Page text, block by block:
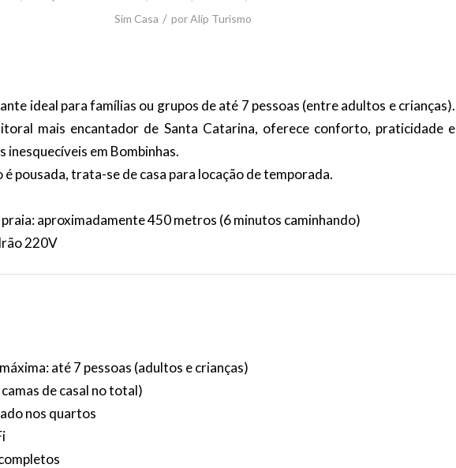
Sim Casa / porAlip Turismo
ideal para famílias ou grupos de até 7 pessoas (entre adultos e crianças).
mais encantador de Santa Catarina, oferece conforto, praticidade e
inesquecíveis em Bombinhas.
é pousada, trata-se de casa para locação de temporada.
praia: aproximadamente 450 metros (6 minutos caminhando)
220V
até 7 pessoas (adultos e crianças)
de casal no total)
nos quartos